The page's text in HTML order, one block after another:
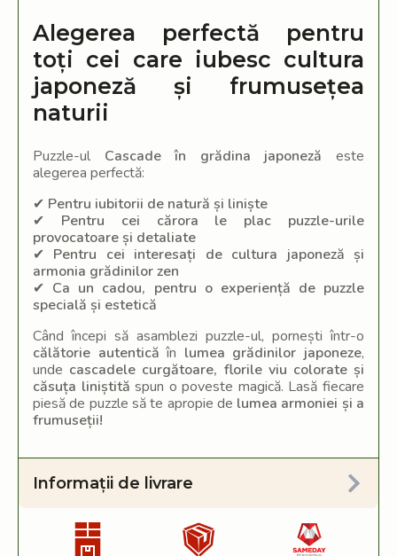
Alegerea perfectă pentru
toți cei care iubesc cultura
japoneză și frumusețea
naturii
Puzzle-ul Cascade în grădina japoneză este
alegerea perfectă:
✔ Pentru iubitorii de natură și liniște
✔ Pentru cei cărora le plac puzzle-urile
provocatoare și detaliate
✔ Pentru cei interesați de cultura japoneză și
armonia grădinilor zen
✔ Ca un cadou, pentru o experiență de puzzle
specială și estetică
Când începi să asamblezi puzzle-ul, pornești într-o
călătorie autentică în lumea grădinilor japoneze,
unde cascadele curgătoare, florile viu colorate și
căsuța liniștită spun o poveste magică. Lasă fiecare
piesă de puzzle să te apropie de lumea armoniei și a
frumuseții!
Informații de livrare